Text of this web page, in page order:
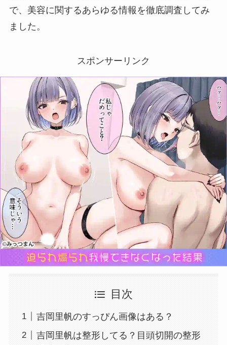
で、美容に関するあらゆる情報を徹底調査してみ
ました。
スポンサーリンク
目次
吉岡里帆のすっぴん画像はある？
吉岡里帆は整形してる？目頭切開の整形